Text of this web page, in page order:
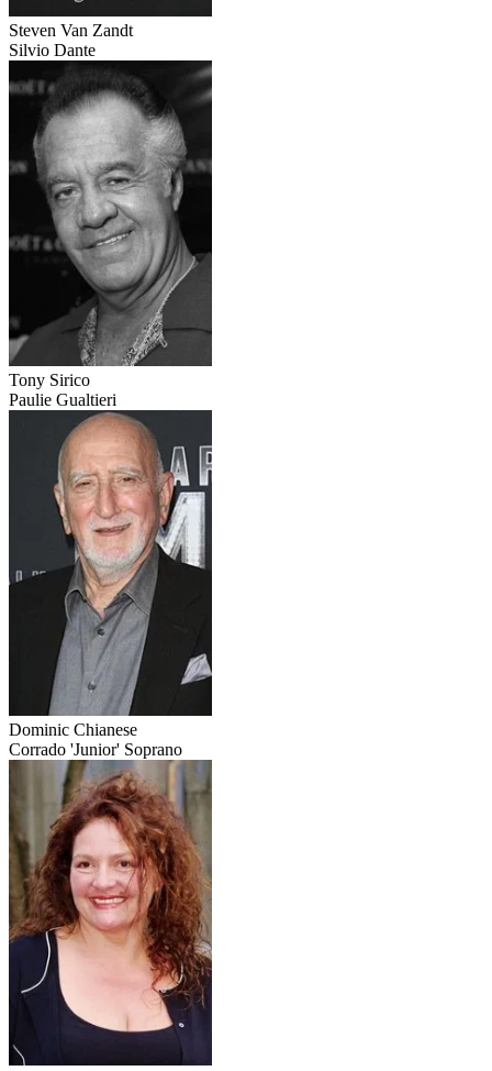
Steven Van Zandt
Silvio Dante
Tony Sirico
Paulie Gualtieri
Dominic Chianese
Corrado 'Junior' Soprano